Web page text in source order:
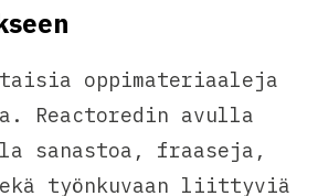
oppimateriaaleja
Reactoredin avulla
sanastoa, fraaseja,
työnkuvaan liittyviä